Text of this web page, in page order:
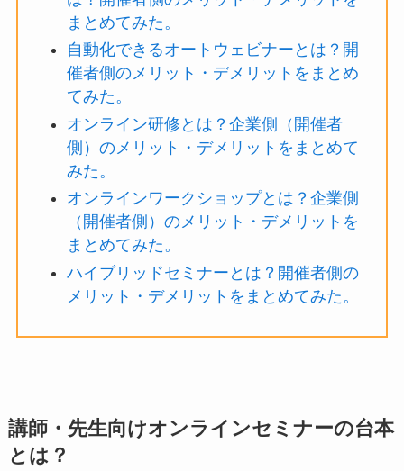
まとめてみた。
自動化できるオートウェビナーとは？開
催者側のメリット・デメリットをまとめ
てみた。
オンライン研修とは？企業側（開催者
側）のメリット・デメリットをまとめて
みた。
オンラインワークショップとは？企業側
（開催者側）のメリット・デメリットを
まとめてみた。
ハイブリッドセミナーとは？開催者側の
メリット・デメリットをまとめてみた。
講師・先生向けオンラインセミナーの台本
とは？